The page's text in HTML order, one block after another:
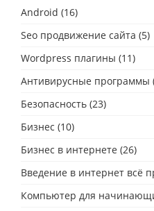
Android (16)
Seo продвижение сайта (5)
Wordpress плагины (11)
Антивирусные программы
Безопасность (23)
Бизнес (10)
Бизнес в интернете (26)
Введение в интернет всё
Компьютер для